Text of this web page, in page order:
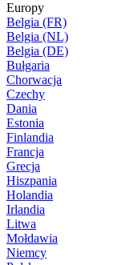
Europy
Belgia (FR)
Belgia (NL)
Belgia (DE)
Bułgaria
Chorwacja
Czechy
Dania
Estonia
Finlandia
Francja
Grecja
Hiszpania
Holandia
Irlandia
Litwa
Mołdawia
Niemcy